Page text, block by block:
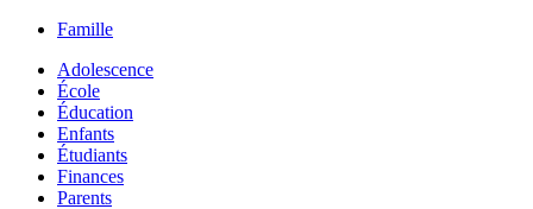
Famille
Adolescence
École
Éducation
Enfants
Étudiants
Finances
Parents